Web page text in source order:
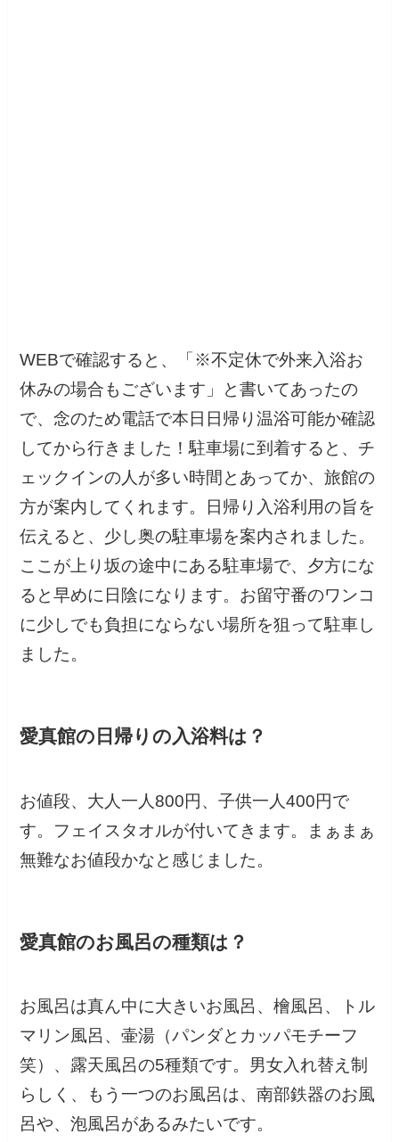
WEBで確認すると、「※不定休で外来入浴お
休みの場合もございます」と書いてあったの
で、念のため電話で本日日帰り温浴可能か確認
してから行きました！駐車場に到着すると、チ
ェックインの人が多い時間とあってか、旅館の
方が案内してくれます。日帰り入浴利用の旨を
伝えると、少し奥の駐車場を案内されました。
ここが上り坂の途中にある駐車場で、夕方にな
ると早めに日陰になります。お留守番のワンコ
に少しでも負担にならない場所を狙って駐車し
ました。
愛真館の日帰りの入浴料は？
お値段、大人一人800円、子供一人400円で
す。フェイスタオルが付いてきます。まぁまぁ
無難なお値段かなと感じました。
愛真館のお風呂の種類は？
お風呂は真ん中に大きいお風呂、檜風呂、トル
マリン風呂、壷湯（パンダとカッパモチーフ
笑）、露天風呂の5種類です。男女入れ替え制
らしく、もう一つのお風呂は、南部鉄器のお風
呂や、泡風呂があるみたいです。